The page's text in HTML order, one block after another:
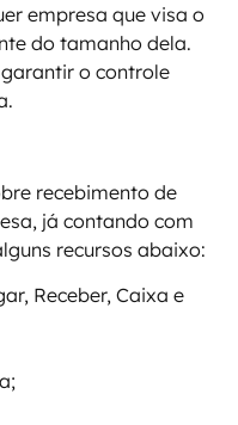
empresa que visa o
do tamanho dela.
o controle
recebimento de
já contando com
recursos abaixo:
Receber, Caixa e